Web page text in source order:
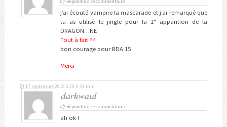
Répondre à ce commentaire
j’ai écouté vampire la mascarade et j’ai remarqué que
tu as utilisé le jingle pour la 1° apparition de la
DRAGON…NE
Tout à fait ^^
bon courage pour RDA 15
Merci
darkwaul
17 septembre 2010 à 20 h 31 min
Répondre à ce commentaire
ah ok !